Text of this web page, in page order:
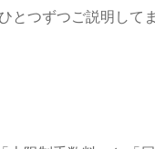
とつずつご説明して